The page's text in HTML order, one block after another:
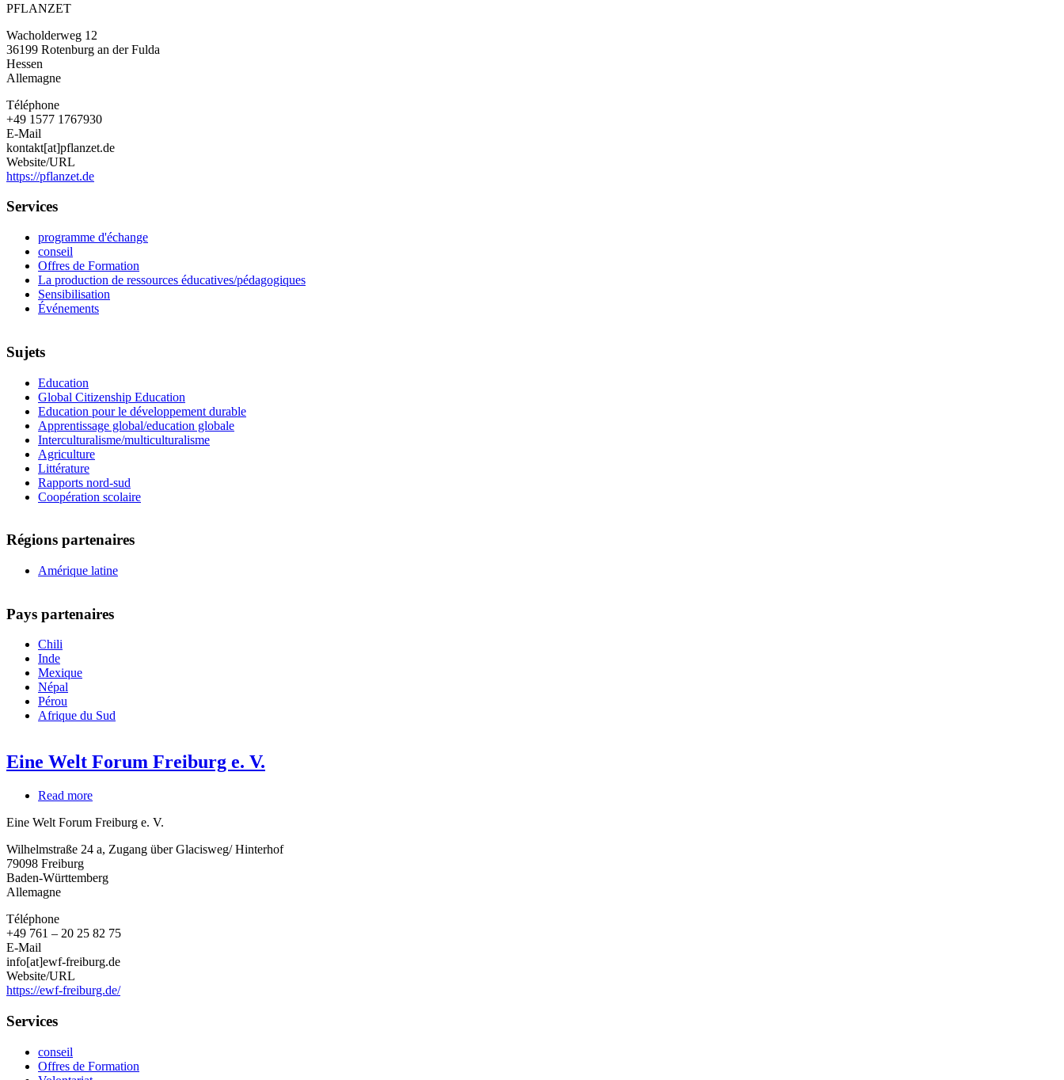
PFLANZET
Wacholderweg 12
36199 Rotenburg an der Fulda
Hessen
Allemagne
Téléphone
+49 1577 1767930
E-Mail
kontakt[at]pflanzet.de
Website/URL
https://pflanzet.de
Services
programme d'échange
conseil
Offres de Formation
La production de ressources éducatives/pédagogiques
Sensibilisation
Événements
Sujets
Education
Global Citizenship Education
Education pour le développement durable
Apprentissage global/education globale
Interculturalisme/multiculturalisme
Agriculture
Littérature
Rapports nord-sud
Coopération scolaire
Régions partenaires
Amérique latine
Pays partenaires
Chili
Inde
Mexique
Népal
Pérou
Afrique du Sud
Eine Welt Forum Freiburg e. V.
Read more
Welt
Freiburg
V.
Eine Welt Forum Freiburg e. V.
Wilhelmstraße 24 a, Zugang über Glacisweg/ Hinterhof
79098 Freiburg
Baden-Württemberg
Allemagne
Téléphone
+49 761 – 20 25 82 75
E-Mail
info[at]ewf-freiburg.de
Website/URL
https://ewf-freiburg.de/
Services
conseil
Offres de Formation